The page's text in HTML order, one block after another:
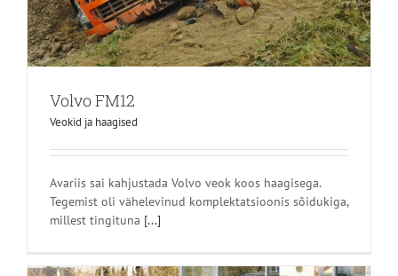
Volvo FM12
Veokid ja haagised
Avariis sai kahjustada Volvo veok koos haagisega.
Tegemist oli vähelevinud komplektatsioonis sõidukiga,
millest tingituna [...]